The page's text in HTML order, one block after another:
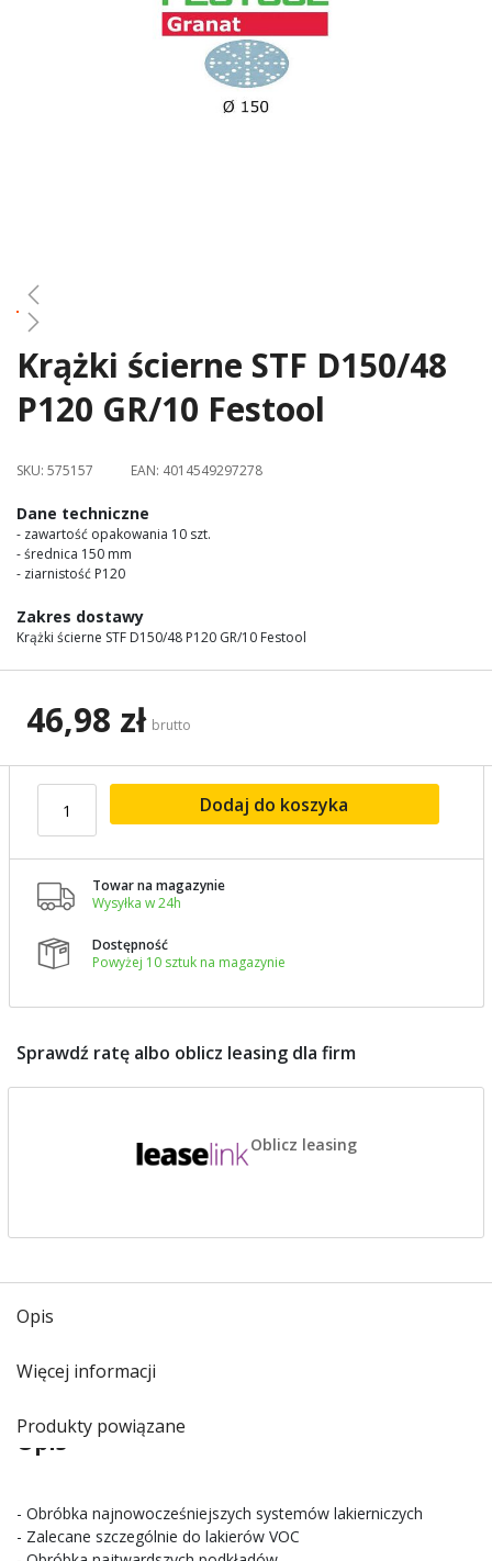
Skip
the
of
images
gallery
Krążki ścierne STF D150/48
P120 GR/10 Festool
SKU: 575157 EAN: 4014549297278
Dane techniczne
- zawartość opakowania 10 szt.
- średnica 150 mm
- ziarnistość P120
Zakres dostawy
Krążki ścierne STF D150/48 P120 GR/10 Festool
46,98 zł brutto
Dodaj do koszyka

Towar na magazynie
Wysyłka w 24h

Dostępność
Powyżej 10 sztuk na magazynie
Sprawdź ratę albo oblicz leasing dla firm
Oblicz leasing
Opis
Więcej informacji
Produkty powiązane
Opis
- Obróbka najnowocześniejszych systemów lakierniczych
- Zalecane szczególnie do lakierów VOC